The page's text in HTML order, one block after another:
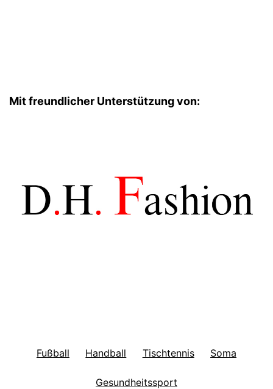
Mit freundlicher Unterstützung von:
Fußball Handball Tischtennis Soma
Gesundheitssport